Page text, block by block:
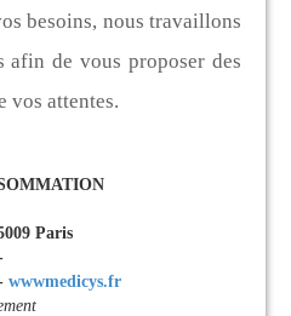
besoins, nous travaillons
afin de vous proposer des
vos attentes.
Paris
wwwmedicys.fr